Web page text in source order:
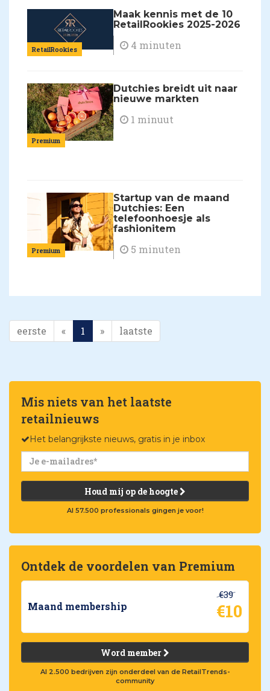
RetailRookies
Maak kennis met de 10
RetailRookies 2025-2026
4 minuten
Premium
Dutchies breidt uit naar
nieuwe markten
1 minuut
Premium
Startup van de maand
Dutchies: Een
telefoonhoesje als
fashionitem
5 minuten
eerste « 1 » laatste
Mis niets van het laatste
retailnieuws
Het belangrijkste nieuws, gratis in je inbox
Houd mij op de hoogte
Al 57.500 professionals gingen je voor!
Ontdek de voordelen van Premium
Maand membership
€39
€10
Word member
Al 2.500 bedrijven zijn onderdeel van de RetailTrends-
community